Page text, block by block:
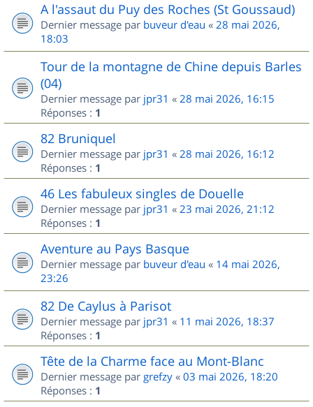
A l'assaut du Puy des Roches (St Goussaud)
Dernier message par buveur d'eau « 28 mai 2026,
18:03
Tour de la montagne de Chine depuis Barles
(04)
Dernier message par jpr31 « 28 mai 2026, 16:15
Réponses : 1
82 Bruniquel
Dernier message par jpr31 « 28 mai 2026, 16:12
Réponses : 1
46 Les fabuleux singles de Douelle
Dernier message par jpr31 « 23 mai 2026, 21:12
Réponses : 1
Aventure au Pays Basque
Dernier message par buveur d'eau « 14 mai 2026,
23:26
82 De Caylus à Parisot
Dernier message par jpr31 « 11 mai 2026, 18:37
Réponses : 1
Tête de la Charme face au Mont-Blanc
Dernier message par grefzy « 03 mai 2026, 18:20
Réponses : 1